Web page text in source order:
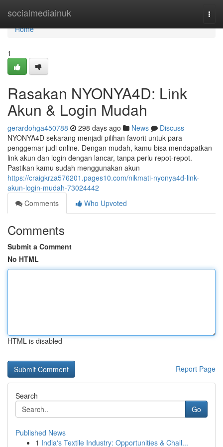
socialmediainuk
Home
Home
1
Rasakan NYONYA4D: Link
Akun & Login Mudah
gerardohga450788 298 days ago News
Discuss
NYONYA4D sekarang menjadi pilihan favorit untuk para
penggemar judi online. Dengan mudah, kamu bisa mendapatkan
link akun dan login dengan lancar, tanpa perlu repot-repot.
Pastikan kamu sudah menggunakan akun
https://craigkrza576201.pages10.com/nikmati-nyonya4d-link-
akun-login-mudah-73024442
Comments
Who Upvoted
Comments
Submit a Comment
No HTML
HTML is disabled
Report Page
Search
Go
Published News
1 India's Textile Industry: Opportunities & Chall...